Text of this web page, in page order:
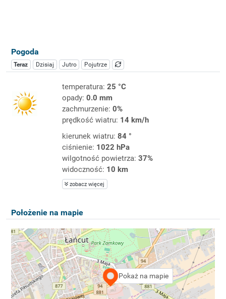
Pogoda
Teraz Dzisiaj Jutro Pojutrze
temperatura: 25 °C
opady: 0.0 mm
zachmurzenie: 0%
prędkość wiatru: 14 km/h
kierunek wiatru: 84 °
ciśnienie: 1022 hPa
wilgotność powietrza: 37%
widoczność: 10 km
zobacz więcej
Położenie na mapie
Pokaż na mapie